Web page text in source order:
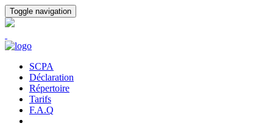
Toggle navigation
SCPA
Déclaration
Répertoire
Tarifs
F.A.Q
Panneau de gestion des cookies